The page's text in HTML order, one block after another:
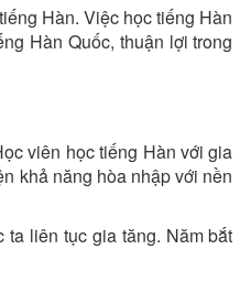
Hàn. Việc học tiếng Hàn
Hàn Quốc, thuận lợi trong
viên học tiếng Hàn với gia
khả năng hòa nhập với nền
liên tục gia tăng. Năm bắt